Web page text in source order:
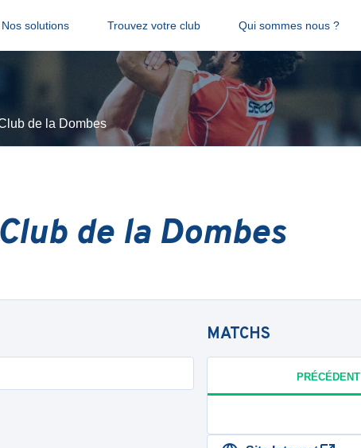
Nos solutions Trouvez votre club Qui sommes nous ?
de la Dombes
de la Dombes
MATCHS
PRÉCÉDENT